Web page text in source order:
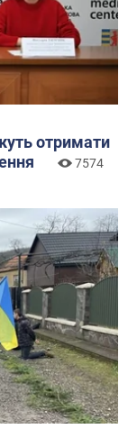
отримати
7574